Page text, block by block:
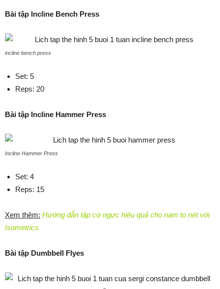
Bài tập Incline Bench Press
incline bench press
Set: 5
Reps: 20
Bài tập Incline Hammer Press
Incline Hammer Press
Set: 4
Reps: 15
Xem thêm: Hướng dẫn tập cơ ngực hiệu quả cho nam to nét với
Isometrics
Bài tập Dumbbell Flyes